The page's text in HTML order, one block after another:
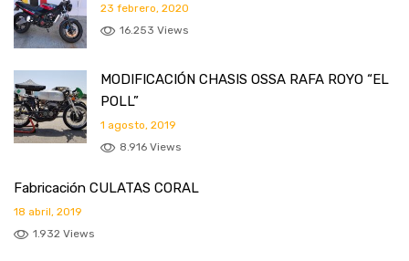
23 febrero, 2020
16.253 Views
MODIFICACIÓN CHASIS OSSA RAFA ROYO “EL
POLL”
1 agosto, 2019
8.916 Views
Fabricación CULATAS CORAL
18 abril, 2019
1.932 Views